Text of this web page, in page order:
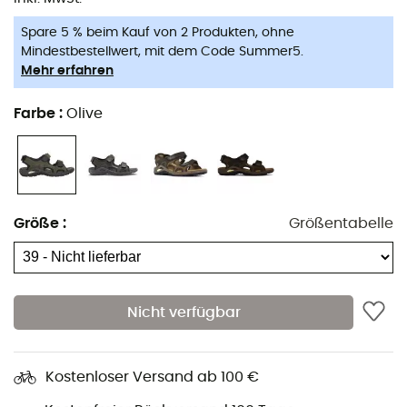
Spare 5 % beim Kauf von 2 Produkten, ohne
Mindestbestellwert, mit dem Code Summer5.
Mehr erfahren
Farbe : Olive
Größe : Größentabelle
Nicht verfügbar
Kostenloser Versand ab 100 €
nicht mehr ausziehen wollen!
Eigenschaften der Urbano von Lowa:
Weiches Material für die Füße,
Gewicht: 550 g pro Paar.
Verwendete Technologien für die Urbano von Lowa:
Single Injection: Dies ist ein
Sohlenkonstruktionsverfahren, das eine präzise, direkte
und feste Verbindung zwischen Sohle und Schaft
Textile Lining: Ein Textilfutter fördert die Leichtigkeit und
Atmungsaktivität der Sandale. Seine gute